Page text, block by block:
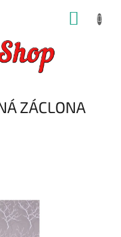
ZÁCLONA